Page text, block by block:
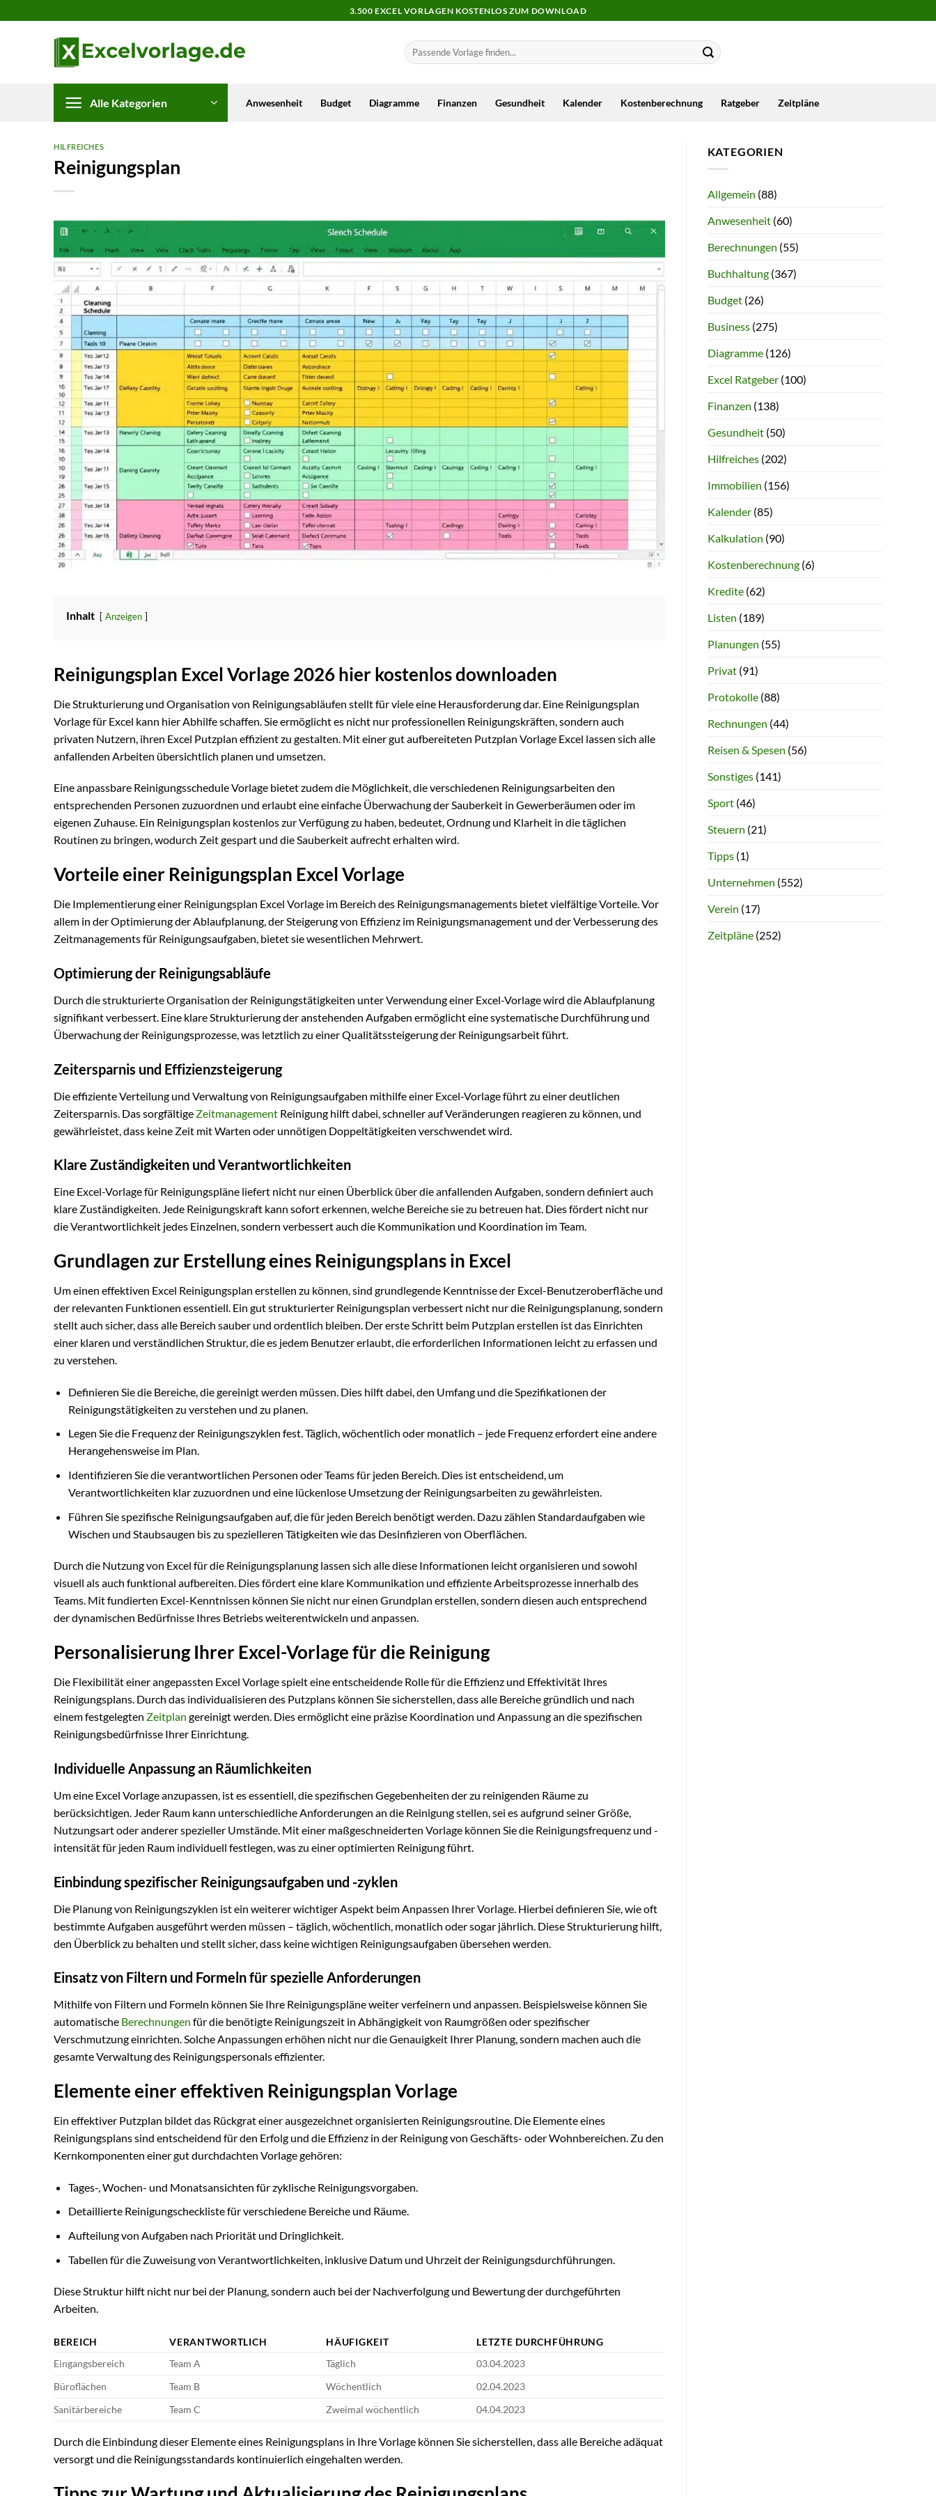
Inhalt
3.500 EXCEL VORLAGEN KOSTENLOS ZUM DOWNLOAD
Alle Kategorien Anwesenheit Budget Diagramme Finanzen Gesundheit Kalender Kostenberechnung Ratgeber Zeitpläne
HILFREICHES
Reinigungsplan
Inhalt Anzeigen
Reinigungsplan Excel Vorlage 2026 hier kostenlos downloaden
Die Strukturierung und Organisation von Reinigungsabläufen stellt für viele eine Herausforderung dar. Eine Reinigungsplan
Vorlage für Excel kann hier Abhilfe schaffen. Sie ermöglicht es nicht nur professionellen Reinigungskräften, sondern auch
privaten Nutzern, ihren Excel Putzplan effizient zu gestalten. Mit einer gut aufbereiteten Putzplan Vorlage Excel lassen sich alle
anfallenden Arbeiten übersichtlich planen und umsetzen.
Eine anpassbare Reinigungsschedule Vorlage bietet zudem die Möglichkeit, die verschiedenen Reinigungsarbeiten den
entsprechenden Personen zuzuordnen und erlaubt eine einfache Überwachung der Sauberkeit in Gewerberäumen oder im
eigenen Zuhause. Ein Reinigungsplan kostenlos zur Verfügung zu haben, bedeutet, Ordnung und Klarheit in die täglichen
Routinen zu bringen, wodurch Zeit gespart und die Sauberkeit aufrecht erhalten wird.
Vorteile einer Reinigungsplan Excel Vorlage
Die Implementierung einer Reinigungsplan Excel Vorlage im Bereich des Reinigungsmanagements bietet vielfältige Vorteile. Vor
allem in der Optimierung der Ablaufplanung, der Steigerung von Effizienz im Reinigungsmanagement und der Verbesserung des
Zeitmanagements für Reinigungsaufgaben, bietet sie wesentlichen Mehrwert.
Optimierung der Reinigungsabläufe
Durch die strukturierte Organisation der Reinigungstätigkeiten unter Verwendung einer Excel-Vorlage wird die Ablaufplanung
signifikant verbessert. Eine klare Strukturierung der anstehenden Aufgaben ermöglicht eine systematische Durchführung und
Überwachung der Reinigungsprozesse, was letztlich zu einer Qualitätssteigerung der Reinigungsarbeit führt.
Zeitersparnis und Effizienzsteigerung
Die effiziente Verteilung und Verwaltung von Reinigungsaufgaben mithilfe einer Excel-Vorlage führt zu einer deutlichen
Zeitersparnis. Das sorgfältige Zeitmanagement Reinigung hilft dabei, schneller auf Veränderungen reagieren zu können, und
gewährleistet, dass keine Zeit mit Warten oder unnötigen Doppeltätigkeiten verschwendet wird.
Klare Zuständigkeiten und Verantwortlichkeiten
Eine Excel-Vorlage für Reinigungspläne liefert nicht nur einen Überblick über die anfallenden Aufgaben, sondern definiert auch
klare Zuständigkeiten. Jede Reinigungskraft kann sofort erkennen, welche Bereiche sie zu betreuen hat. Dies fördert nicht nur
die Verantwortlichkeit jedes Einzelnen, sondern verbessert auch die Kommunikation und Koordination im Team.
Grundlagen zur Erstellung eines Reinigungsplans in Excel
Um einen effektiven Excel Reinigungsplan erstellen zu können, sind grundlegende Kenntnisse der Excel-Benutzeroberfläche und
der relevanten Funktionen essentiell. Ein gut strukturierter Reinigungsplan verbessert nicht nur die Reinigungsplanung, sondern
stellt auch sicher, dass alle Bereich sauber und ordentlich bleiben. Der erste Schritt beim Putzplan erstellen ist das Einrichten
einer klaren und verständlichen Struktur, die es jedem Benutzer erlaubt, die erforderlichen Informationen leicht zu erfassen und
zu verstehen.
Definieren Sie die Bereiche, die gereinigt werden müssen. Dies hilft dabei, den Umfang und die Spezifikationen der
Reinigungstätigkeiten zu verstehen und zu planen.
Legen Sie die Frequenz der Reinigungszyklen fest. Täglich, wöchentlich oder monatlich – jede Frequenz erfordert eine andere
Herangehensweise im Plan.
Identifizieren Sie die verantwortlichen Personen oder Teams für jeden Bereich. Dies ist entscheidend, um
Verantwortlichkeiten klar zuzuordnen und eine lückenlose Umsetzung der Reinigungsarbeiten zu gewährleisten.
Führen Sie spezifische Reinigungsaufgaben auf, die für jeden Bereich benötigt werden. Dazu zählen Standardaufgaben wie
Wischen und Staubsaugen bis zu spezielleren Tätigkeiten wie das Desinfizieren von Oberflächen.
Durch die Nutzung von Excel für die Reinigungsplanung lassen sich alle diese Informationen leicht organisieren und sowohl
visuell als auch funktional aufbereiten. Dies fördert eine klare Kommunikation und effiziente Arbeitsprozesse innerhalb des
Teams. Mit fundierten Excel-Kenntnissen können Sie nicht nur einen Grundplan erstellen, sondern diesen auch entsprechend
der dynamischen Bedürfnisse Ihres Betriebs weiterentwickeln und anpassen.
Personalisierung Ihrer Excel-Vorlage für die Reinigung
Die Flexibilität einer angepassten Excel Vorlage spielt eine entscheidende Rolle für die Effizienz und Effektivität Ihres
Reinigungsplans. Durch das individualisieren des Putzplans können Sie sicherstellen, dass alle Bereiche gründlich und nach
einem festgelegten Zeitplan gereinigt werden. Dies ermöglicht eine präzise Koordination und Anpassung an die spezifischen
Reinigungsbedürfnisse Ihrer Einrichtung.
Individuelle Anpassung an Räumlichkeiten
Um eine Excel Vorlage anzupassen, ist es essentiell, die spezifischen Gegebenheiten der zu reinigenden Räume zu
berücksichtigen. Jeder Raum kann unterschiedliche Anforderungen an die Reinigung stellen, sei es aufgrund seiner Größe,
Nutzungsart oder anderer spezieller Umstände. Mit einer maßgeschneiderten Vorlage können Sie die Reinigungsfrequenz und -
intensität für jeden Raum individuell festlegen, was zu einer optimierten Reinigung führt.
Einbindung spezifischer Reinigungsaufgaben und -zyklen
Die Planung von Reinigungszyklen ist ein weiterer wichtiger Aspekt beim Anpassen Ihrer Vorlage. Hierbei definieren Sie, wie oft
bestimmte Aufgaben ausgeführt werden müssen – täglich, wöchentlich, monatlich oder sogar jährlich. Diese Strukturierung hilft,
den Überblick zu behalten und stellt sicher, dass keine wichtigen Reinigungsaufgaben übersehen werden.
Einsatz von Filtern und Formeln für spezielle Anforderungen
Mithilfe von Filtern und Formeln können Sie Ihre Reinigungspläne weiter verfeinern und anpassen. Beispielsweise können Sie
automatische Berechnungen für die benötigte Reinigungszeit in Abhängigkeit von Raumgrößen oder spezifischer
Verschmutzung einrichten. Solche Anpassungen erhöhen nicht nur die Genauigkeit Ihrer Planung, sondern machen auch die
gesamte Verwaltung des Reinigungspersonals effizienter.
Elemente einer effektiven Reinigungsplan Vorlage
Ein effektiver Putzplan bildet das Rückgrat einer ausgezeichnet organisierten Reinigungsroutine. Die Elemente eines
Reinigungsplans sind entscheidend für den Erfolg und die Effizienz in der Reinigung von Geschäfts- oder Wohnbereichen. Zu den
Kernkomponenten einer gut durchdachten Vorlage gehören:
Tages-, Wochen- und Monatsansichten für zyklische Reinigungsvorgaben.
Detaillierte Reinigungscheckliste für verschiedene Bereiche und Räume.
Aufteilung von Aufgaben nach Priorität und Dringlichkeit.
Tabellen für die Zuweisung von Verantwortlichkeiten, inklusive Datum und Uhrzeit der Reinigungsdurchführungen.
Diese Struktur hilft nicht nur bei der Planung, sondern auch bei der Nachverfolgung und Bewertung der durchgeführten
Arbeiten.
BEREICH VERANTWORTLICH HÄUFIGKEIT
LETZTE DURCHFÜHRUNG
Eingangsbereich
Team A Täglich
03.04.2023
Büroflächen
Team B Wöchentlich
02.04.2023
Sanitärbereiche
Team C Zweimal wöchentlich 04.04.2023
Durch die Einbindung dieser Elemente eines Reinigungsplans in Ihre Vorlage können Sie sicherstellen, dass alle Bereiche adäquat
versorgt und die Reinigungsstandards kontinuierlich eingehalten werden.
KATEGORIEN
Allgemein (88)
Anwesenheit(60)
Berechnungen (55)
Buchhaltung(367)
Budget(26)
Business(275)
Diagramme(126)
Excel Ratgeber(100)
Finanzen (138)
Gesundheit(50)
Hilfreiches(202)
Immobilien (156)
Kalender(85)
Kalkulation (90)
Kostenberechnung(6)
Kredite(62)
Listen (189)
Planungen (55)
Privat(91)
Protokolle(88)
Rechnungen (44)
Reisen & Spesen (56)
Sonstiges(141)
Sport(46)
Steuern (21)
Tipps(1)
Unternehmen (552)
Verein (17)
Zeitpläne(252)